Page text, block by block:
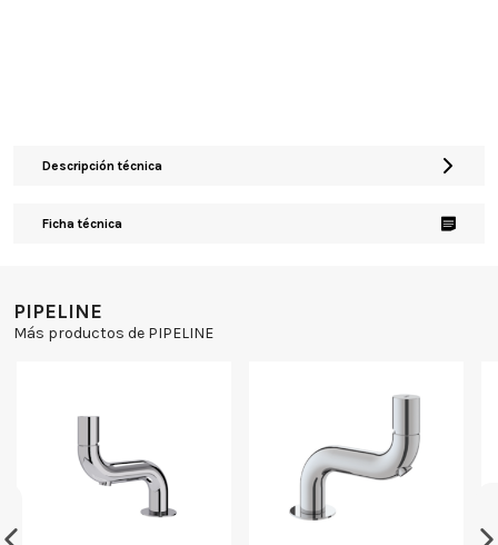
Descripción técnica
Ficha técnica
PIPELINE
Más productos de PIPELINE